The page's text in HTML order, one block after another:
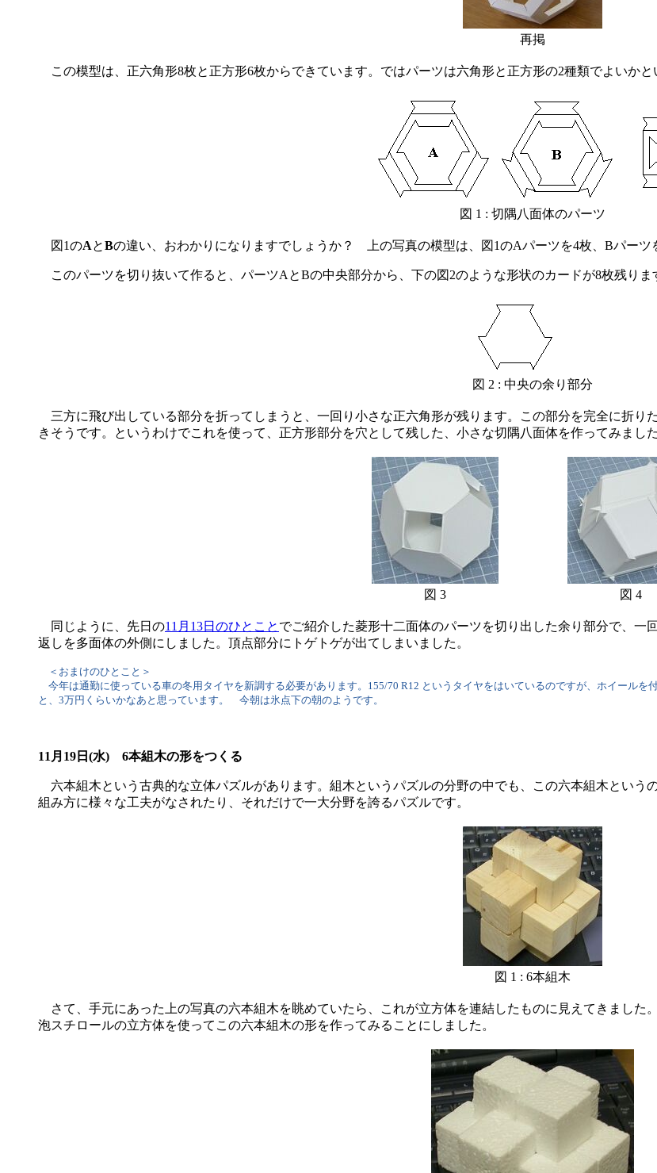
再掲
この模型は、正六角形8枚と正方形6枚からできています。ではパーツは六角形と正方形の2種類でよいか
図 1 : 切隅八面体のパーツ
図1のAとBの違い、おわかりになりますでしょうか？ 上の写真の模型は、図1のAパーツを4枚、Bパーツ
このパーツを切り抜いて作ると、パーツAとBの中央部分から、下の図2のような形状のカードが8枚残りま
図 2 : 中央の余り部分
三方に飛び出している部分を折ってしまうと、一回り小さな正六角形が残ります。この部分を完全に折り
きそうです。というわけでこれを使って、正方形部分を穴として残した、小さな切隅八面体を作ってみました
図 3 図 4
同じように、先日の11月13日のひとこと でご紹介した菱形十二面体のパーツを切り出した余り部分で、一
返しを多面体の外側にしました。頂点部分にトゲトゲが出てしまいました。
＜おまけのひとこと＞
今年は通勤に使っている車の冬用タイヤを新調する必要があります。155/70 R12 というタイヤをはいているのですが、ホイール
と、3万円くらいかなあと思っています。 今朝は氷点下の朝のようです。
11月19日(水) 6本組木の形をつくる
六本組木という古典的な立体パズルがあります。組木というパズルの分野の中でも、この六本組木という
組み方に様々な工夫がなされたり、それだけで一大分野を誇るパズルです。
図 1 : 6本組木
さて、手元にあった上の写真の六本組木を眺めていたら、これが立方体を連結したものに見えてきました
泡スチロールの立方体を使ってこの六本組木の形を作ってみることにしました。